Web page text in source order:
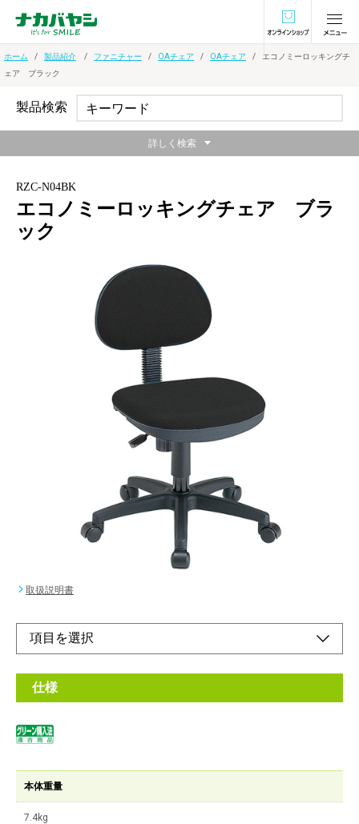
オンラインショ
ホーム 製品紹介 ファニチャー OAチェア OAチェア
エコノミーロッキングチ
ェア ブラック
RZC-N04BK
エコノミーロッキングチェア ブラ
ック
お求めやすいエコノミータイプのロッキングチェ
お求めやすいエコノミータイプのロッキングチェア。
オプションで専用固定肘もご用意。
オンラインショップ
取扱説明書
仕様
本体重量
7.4kg
製品検索
詳しく検索